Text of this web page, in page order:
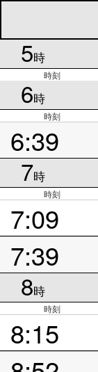
5時
時刻
6時
時刻
6:39
7時
時刻
7:09
7:39
8時
時刻
8:15